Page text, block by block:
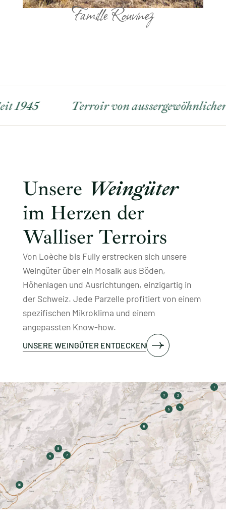
Famille Rouvinez
Terroir von aussergewöhnlicher
Unsere Weingüter
im Herzen der
Walliser Terroirs
Von Loèche bis Fully erstrecken sich unsere
Weingüter über ein Mosaik aus Böden,
Höhenlagen und Ausrichtungen, einzigartig in
der Schweiz. Jede Parzelle profitiert von einem
spezifischen Mikroklima und einem
angepassten Know-how.
UNSERE WEINGÜTER ENTDECKEN